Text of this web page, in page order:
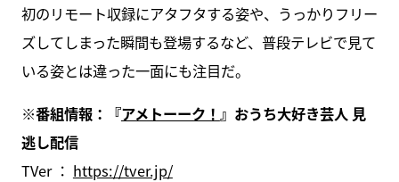
初のリモート収録にアタフタする姿や、うっかりフリー
ズしてしまった瞬間も登場するなど、普段テレビで見て
いる姿とは違った一面にも注目だ。
※番組情報：『アメトーーク！ 』おうち大好き芸人 見
逃し配信
TVer ： https://tver.jp/